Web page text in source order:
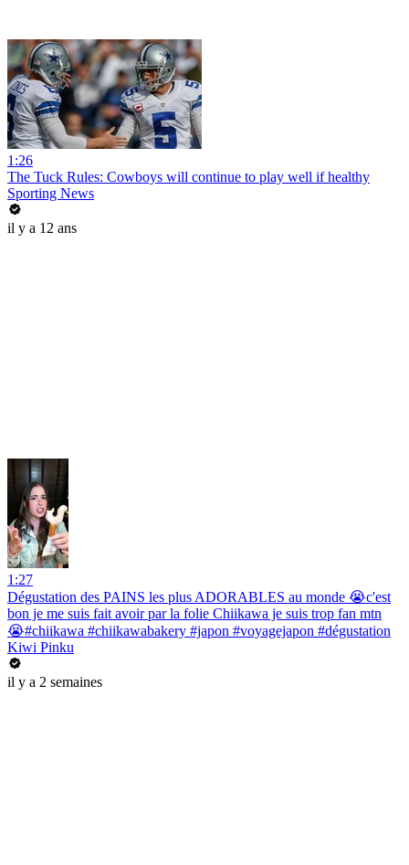
1:26
The Tuck Rules: Cowboys will continue to play well if healthy
Sporting News
il y a 12 ans
1:27
Dégustation des PAINS les plus ADORABLES au monde 😭c'est
bon je me suis fait avoir par la folie Chiikawa je suis trop fan mtn
😭#chiikawa #chiikawabakery #japon #voyagejapon #dégustation
Kiwi Pinku
il y a 2 semaines